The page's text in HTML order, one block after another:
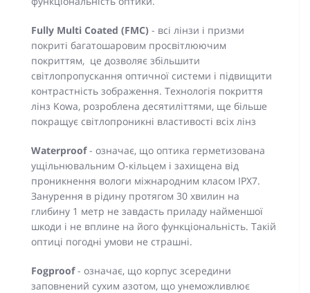
Fully Multi Coated (FMC) - всі лінзи і призми
покриті багатошаровим просвітлюючим
покриттям, це дозволяє збільшити
світлопропускання оптичної системи і підвищити
контрастність зображення. Технологія покриття
лінз Kowa, розроблена десятиліттями, ще більше
покращує світлопроникні властивості всіх лінз
Waterproof- означає, що оптика герметизована
ущільнювальним О-кільцем і захищена від
проникнення вологи міжнародним класом IPX7.
Занурення в рідину протягом 30 хвилин на
глибину 1 метр не завдасть приладу найменшої
шкоди і не вплине на його функціональність. Такій
оптиці погодні умови не страшні.
Fogproof- означає, що корпус зсередини
заповнений сухим азотом, що унеможливлює